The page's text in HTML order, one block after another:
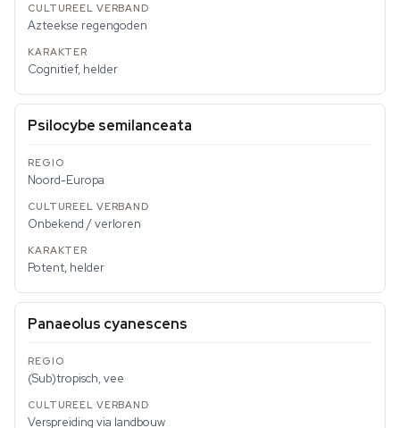
Azteekse regengoden
Cognitief, helder
Psilocybe semilanceata
Noord-Europa
Onbekend / verloren
Potent, helder
Panaeolus cyanescens
(Sub)tropisch, vee
Verspreiding via landbouw